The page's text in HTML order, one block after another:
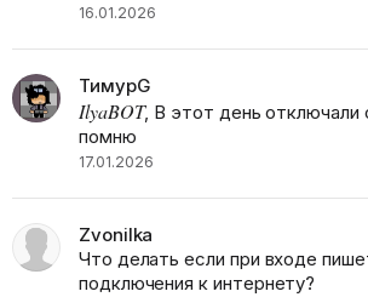
16.01.2026
ТимурG
IlyaBOT, В этот день отключали
помню
17.01.2026
Zvonilka
Что делать если при входе
подключения к интернету?